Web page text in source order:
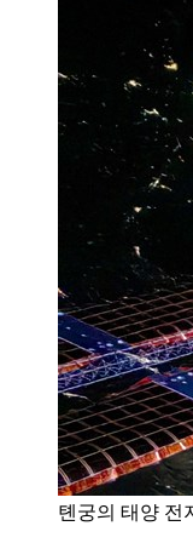
톈궁의 태양 전